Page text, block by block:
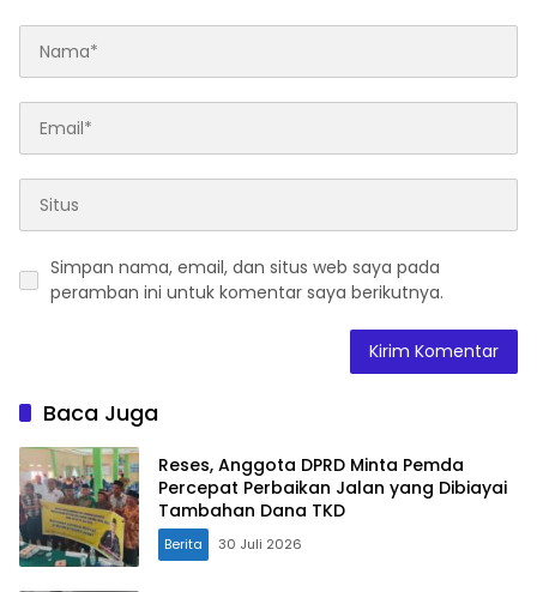
Simpan nama, email, dan situs web saya pada
peramban ini untuk komentar saya berikutnya.
Baca Juga
Reses, Anggota DPRD Minta Pemda
Percepat Perbaikan Jalan yang Dibiayai
Tambahan Dana TKD
Berita 30 Juli 2026